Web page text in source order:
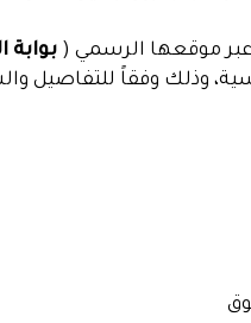
موقعها الرسمي ( بوابة
وذلك وفقاً للتفاصيل